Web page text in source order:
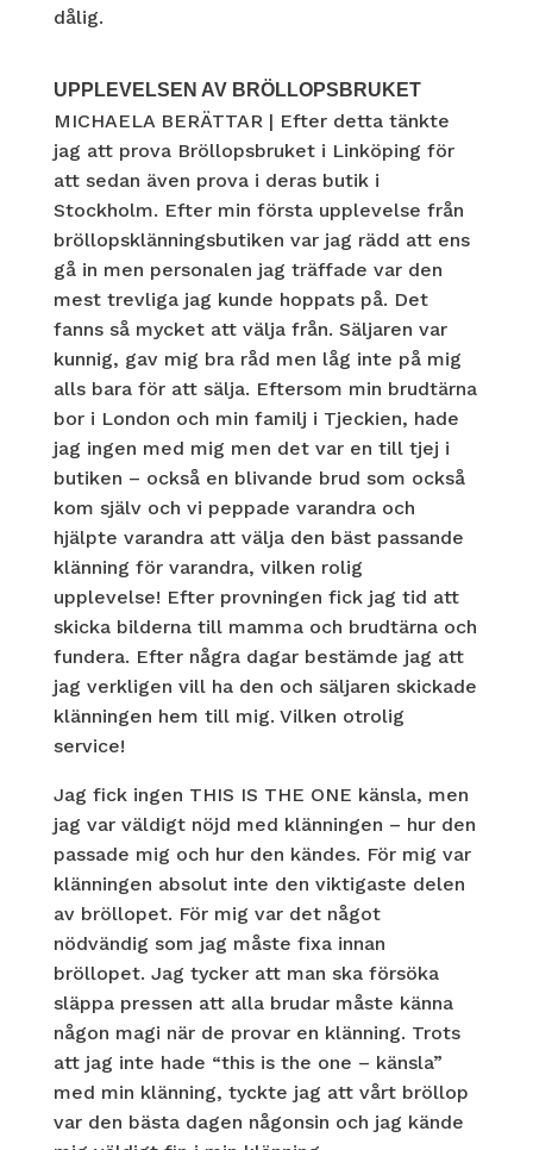
dålig.
UPPLEVELSEN AV BRÖLLOPSBRUKET
MICHAELA BERÄTTAR | Efter detta tänkte
jag att prova Bröllopsbruket i Linköping för
att sedan även prova i deras butik i
Stockholm. Efter min första upplevelse från
bröllopsklänningsbutiken var jag rädd att ens
gå in men personalen jag träffade var den
mest trevliga jag kunde hoppats på. Det
fanns så mycket att välja från. Säljaren var
kunnig, gav mig bra råd men låg inte på mig
alls bara för att sälja. Eftersom min brudtärna
bor i London och min familj i Tjeckien, hade
jag ingen med mig men det var en till tjej i
butiken – också en blivande brud som också
kom själv och vi peppade varandra och
hjälpte varandra att välja den bäst passande
klänning för varandra, vilken rolig
upplevelse! Efter provningen fick jag tid att
skicka bilderna till mamma och brudtärna och
fundera. Efter några dagar bestämde jag att
jag verkligen vill ha den och säljaren skickade
klänningen hem till mig. Vilken otrolig
service!
Jag fick ingen THIS IS THE ONE känsla, men
jag var väldigt nöjd med klänningen – hur den
passade mig och hur den kändes. För mig var
klänningen absolut inte den viktigaste delen
av bröllopet. För mig var det något
nödvändig som jag måste fixa innan
bröllopet. Jag tycker att man ska försöka
släppa pressen att alla brudar måste känna
någon magi när de provar en klänning. Trots
att jag inte hade “this is the one – känsla”
med min klänning, tyckte jag att vårt bröllop
var den bästa dagen någonsin och jag kände